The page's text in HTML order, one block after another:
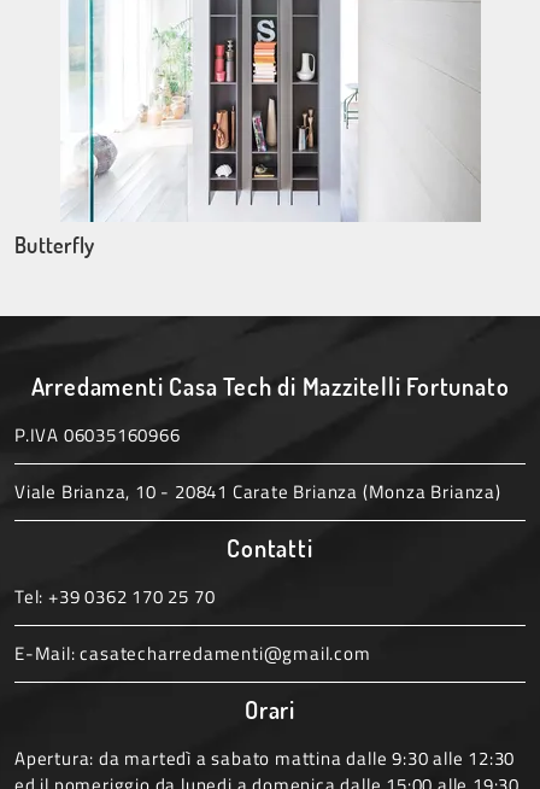
Butterfly
Arredamenti Casa Tech di Mazzitelli Fortunato
P.IVA 06035160966
Viale Brianza, 10 - 20841 Carate Brianza (Monza Brianza)
Contatti
Tel: +39 0362 170 25 70
E-Mail:casatecharredamenti@gmail.com
Orari
Apertura: da martedì a sabato mattina dalle 9:30 alle 12:30